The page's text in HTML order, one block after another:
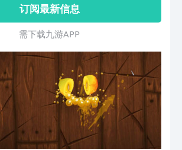
游戏中切喜爱的水果，获得全新的切水果
体验。或者在每日挑战活动中考验游戏技
艺并赢取奖品。与排行榜上的好友或本地
多玩家正面交锋，展现终极水果忍者的切
水果技巧。想来真的挑战？关注特别巡回
赛活动，与其他忍者对抗，有机会赢取独
一无二的剑刃和道场。不仅如此，每日登
录获取每日登录奖励犒赏自己，奖品包括
稀有剑刃以及可以在其它游戏模式下使用
的道场！畅玩水果忍者，现在是最好的时
机！拔出宝剑，准备好感受这令人着迷、
订阅最新信息
需 下 载 九 游 A P P